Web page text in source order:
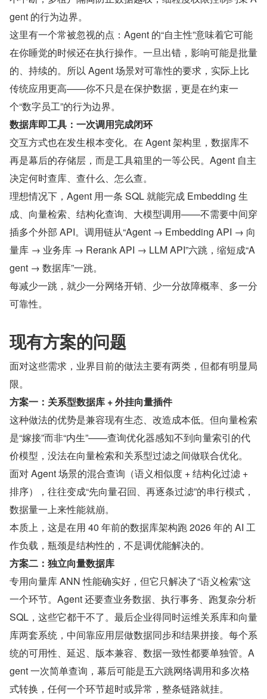
gent 的行为边界。
这里有一个常被忽视的点：Agent 的“自主性”意味着它可能
在你睡觉的时候还在执行操作。一旦出错，影响可能是批量
的、持续的。所以 Agent 场景对可靠性的要求，实际上比
传统应用更高——你不只是在保护数据，更是在约束一
个“数字员工”的行为边界。
数据库即工具：一次调用完成闭环
交互方式也在发生根本变化。在 Agent 架构里，数据库不
再是幕后的存储层，而是工具箱里的一等公民。Agent 自主
决定何时查库、查什么、怎么查。
理想情况下，Agent 用一条 SQL 就能完成 Embedding 生
成、向量检索、结构化查询、大模型调用——不需要中间穿
插多个外部 API。调用链从“Agent → Embedding API → 向
量库 → 业务库 → Rerank API → LLM API”六跳，缩短成“A
gent → 数据库”一跳。
每减少一跳，就少一分网络开销、少一分故障概率、多一分
可靠性。
现有方案的问题
面对这些需求，业界目前的做法主要有两类，但都有明显局
限。
方案一：关系型数据库 + 外挂向量插件
这种做法的优势是兼容现有生态、改造成本低。但向量检索
是“嫁接”而非“内生”——查询优化器感知不到向量索引的代
价模型，没法在向量检索和关系型过滤之间做联合优化。
面对 Agent 场景的混合查询（语义相似度 + 结构化过滤 +
排序），往往变成“先向量召回、再逐条过滤”的串行模式，
数据量一上来性能就崩。
本质上，这是在用 40 年前的数据库架构跑 2026 年的 AI 工
作负载，瓶颈是结构性的，不是调优能解决的。
方案二：独立向量数据库
专用向量库 ANN 性能确实好，但它只解决了“语义检索”这
一个环节。Agent 还要查业务数据、执行事务、跑复杂分析
SQL，这些它都干不了。最后企业得同时运维关系库和向量
库两套系统，中间靠应用层做数据同步和结果拼接。每个系
统的可用性、延迟、版本兼容、数据一致性都要单独管。A
gent 一次简单查询，幕后可能是五六跳网络调用和多次格
式转换，任何一个环节超时或异常，整条链路就挂。